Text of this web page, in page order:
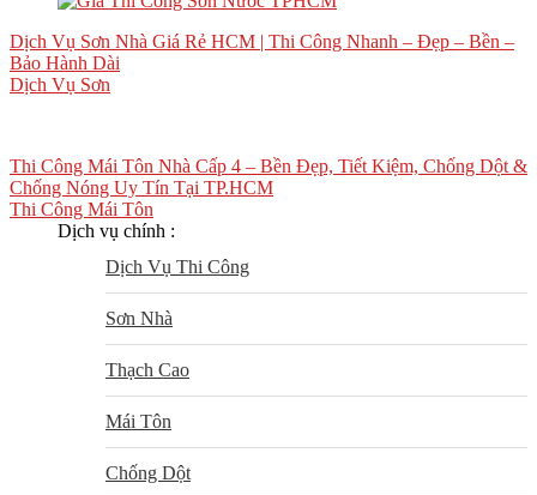
Dịch Vụ Sơn Nhà Giá Rẻ HCM | Thi Công Nhanh – Đẹp – Bền –
Bảo Hành Dài
Dịch Vụ Sơn
Thi Công Mái Tôn Nhà Cấp 4 – Bền Đẹp, Tiết Kiệm, Chống Dột &
Chống Nóng Uy Tín Tại TP.HCM
Thi Công Mái Tôn
Dịch vụ chính :
Dịch Vụ Thi Công
Sơn Nhà
Thạch Cao
Mái Tôn
Chống Dột